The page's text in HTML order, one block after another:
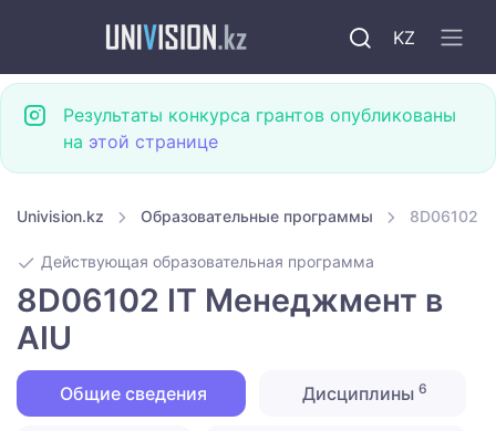
KZ
Результаты конкурса грантов опубликованы
на этой странице
Univision.kz Образовательные программы 8D06102
Действующая образовательная программа
8D06102 IT Менеджмент в
AIU
Общие сведения Дисциплины 6